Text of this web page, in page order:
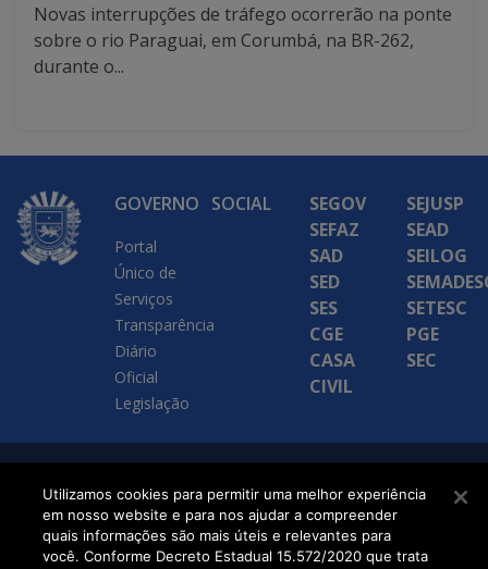
Novas interrupções de tráfego ocorrerão na ponte
sobre o rio Paraguai, em Corumbá, na BR-262,
durante o...
GOVERNO
Portal
Único de
Serviços
Transparência
Diário
Oficial
Legislação
SOCIAL
SEGOV
SEFAZ
SAD
SED
SES
CGE
CASA
CIVIL
SEJUSP
SEAD
SEILOG
SETESC
PGE
SEC
SETDIG | Secretaria-
Executiva de
Transformação Digital
Utilizamos cookies para permitir uma melhor experiência
em nosso website e para nos ajudar a compreender
quais informações são mais úteis e relevantes para
você. Conforme Decreto Estadual 15.572/2020 que trata